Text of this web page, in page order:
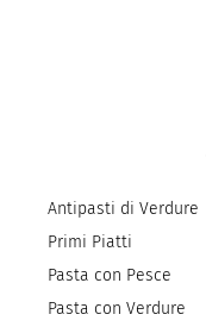
Antipasti di Verdure
Primi Piatti
Pasta con Pesce
Pasta con Verdure